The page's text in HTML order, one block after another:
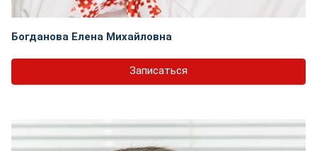
Богданова Елена Михайловна
Записаться